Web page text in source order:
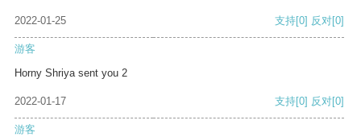
2022-01-25 支持[0] 反对[0]
游客
Horny Shriya sent you 2
2022-01-17 支持[0] 反对[0]
游客